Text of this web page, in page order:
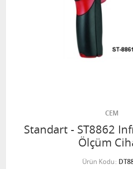
CEM
Standart - ST8862
Ölçüm
Ürün Kodu